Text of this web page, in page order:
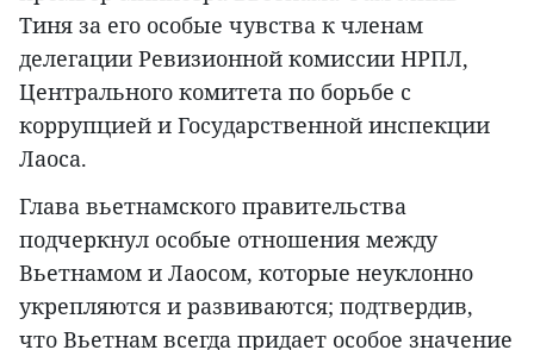
Тиня за его особые чувства к членам
делегации Ревизионной комиссии НРПЛ,
Центрального комитета по борьбе с
коррупцией и Государственной инспекции
Лаоса.
Глава вьетнамского правительства
подчеркнул особые отношения между
Вьетнамом и Лаосом, которые неуклонно
укрепляются и развиваются; подтвердив,
что Вьетнам всегда придает особое значение